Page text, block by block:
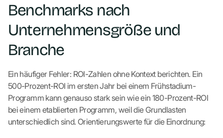
Benchmarks nach
Unternehmensgröße und
Branche
Ein häufiger Fehler: ROI-Zahlen ohne Kontext berichten. Ein
500-Prozent-ROI im ersten Jahr bei einem Frühstadium-
Programm kann genauso stark sein wie ein 180-Prozent-ROI
bei einem etablierten Programm, weil die Grundlasten
unterschiedlich sind. Orientierungswerte für die Einordnung: